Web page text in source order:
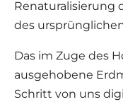
Renaturalisierung
des
Das im Zuge des
ausgehobene
Schritt von uns